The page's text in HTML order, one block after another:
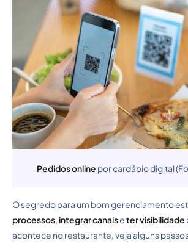
Pedidos online por cardápio digital
O segredo para um bom gerenciamento
processos, integrar canaiseter visibilidade
acontece no restaurante, veja alguns